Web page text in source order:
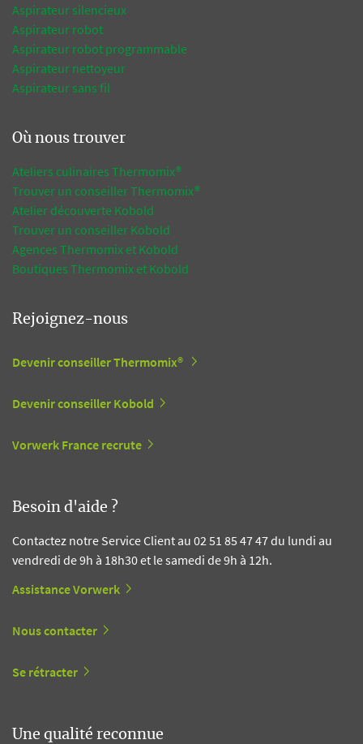
Aspirateur silencieux
Aspirateur robot
Aspirateur robot programmable
Aspirateur nettoyeur
Aspirateur sans fil
Où nous trouver
Ateliers culinaires Thermomix®
Trouver un conseiller Thermomix®
Atelier découverte Kobold
Trouver un conseiller Kobold
Agences Thermomix et Kobold
Boutiques Thermomix et Kobold
Rejoignez-nous
Devenir conseiller Thermomix®
Devenir conseiller Kobold
Vorwerk France recrute
Besoin d'aide ?
Contactez notre Service Client au 02 51 85 47 47 du lundi au
vendredi de 9h à 18h30 et le samedi de 9h à 12h.
Assistance Vorwerk
Nous contacter
Se rétracter
Une qualité reconnue